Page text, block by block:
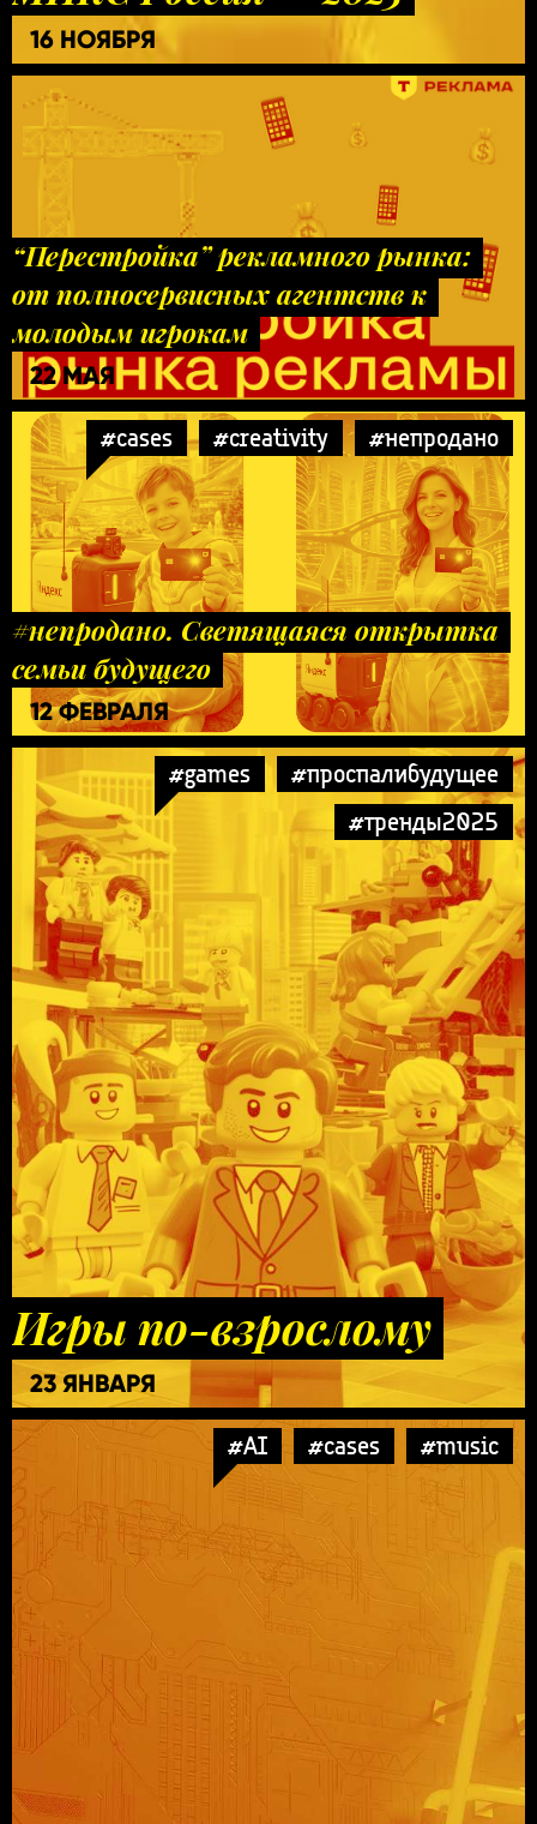
16 НОЯБРЯ
“Перестройка” рекламного рынка:
от полносервисных агентств к
молодым игрокам
22 МАЯ
#cases #creativity #непродано
#непродано. Светящаяся открытка
семьи будущего
12 ФЕВРАЛЯ
#games
#проспалибудущее
#тренды2025
Игры по-взрослому
23 ЯНВАРЯ
#AI #cases #music